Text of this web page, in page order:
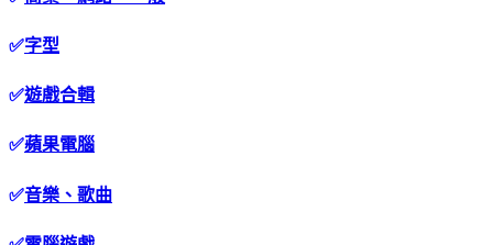
✅字型
✅遊戲合輯
✅蘋果電腦
✅音樂、歌曲